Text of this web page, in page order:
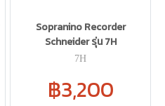
Sopranino Recorder
Schneider รุ่น 7H
7H
฿3,200